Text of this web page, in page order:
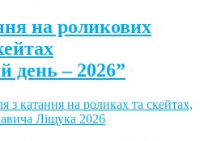
на роликових
день – 2026”